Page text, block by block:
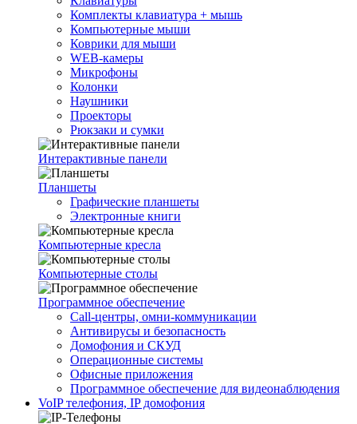
Комплекты клавиатура + мышь
Компьютерные мыши
Коврики для мыши
WEB-камеры
Микрофоны
Колонки
Наушники
Проекторы
Рюкзаки и сумки
Интерактивные панели
Планшеты
Графические планшеты
Электронные книги
Компьютерные кресла
Компьютерные столы
Программное обеспечение
Call-центры, омни-коммуникации
Антивирусы и безопасность
Домофония и СКУД
Операционные системы
Офисные приложения
Программное обеспечение для видеонаблюдения
VoIP телефония, IP домофония